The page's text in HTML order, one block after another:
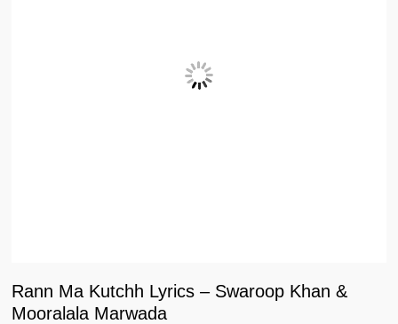
Rann Ma Kutchh Lyrics – Swaroop Khan &
Mooralala Marwada